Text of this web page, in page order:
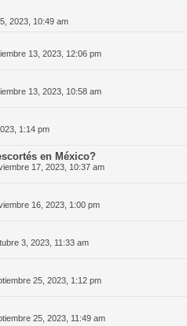
2023, 10:49 am
13, 2023, 12:06 pm
13, 2023, 10:58 am
1:14 pm
en México?
17, 2023, 10:37 am
16, 2023, 1:00 pm
3, 2023, 11:33 am
25, 2023, 1:12 pm
25, 2023, 11:49 am